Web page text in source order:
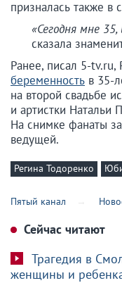
призналась также в
«Сегодня мне
сказала
Ранее, писал 5-tv.ru,
беременность в 35-
на второй свадьбе
и артистки Натальи
На снимке фанаты
ведущей.
Регина Тодоренко
Пятый канал
Сейчас читают
Трагедия в
женщины и